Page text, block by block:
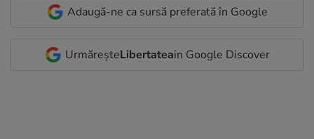
Adaugă-ne ca sursă preferată în Google
UrmăreșteLibertateain Google Discover